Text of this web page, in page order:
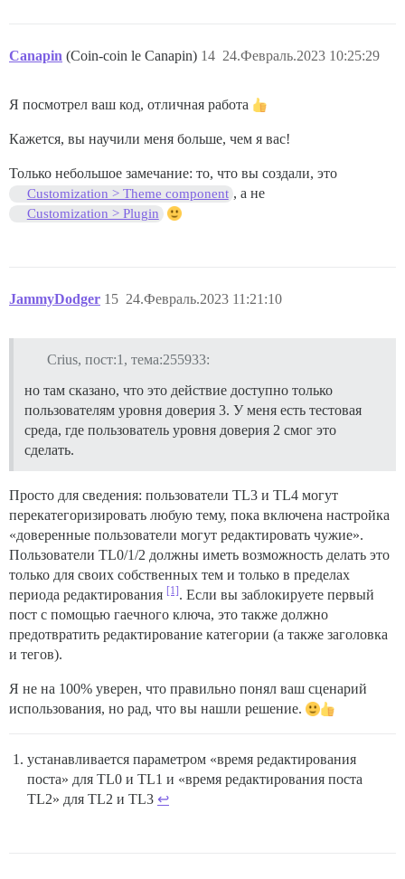
Canapin (Coin-coin le Canapin) 24.Февраль.2023 10:25:29
14
Я посмотрел ваш код, отличная работа
Кажется, вы научили меня больше, чем я вас!
Только небольшое замечание: то, что вы создали, это
Customization > Theme component , а не
Customization > Plugin
JammyDodger 24.Февраль.2023 11:21:10
15
Crius, пост:1, тема:255933:
но там сказано, что это действие доступно только
пользователям уровня доверия 3. У меня есть тестовая
среда, где пользователь уровня доверия 2 смог это
сделать.
Просто для сведения: пользователи TL3 и TL4 могут
перекатегоризировать любую тему, пока включена настройка
«доверенные пользователи могут редактировать чужие».
Пользователи TL0/1/2 должны иметь возможность делать это
только для своих собственных тем и только в пределах
периода редактирования [1] . Если вы заблокируете первый
пост с помощью гаечного ключа, это также должно
предотвратить редактирование категории (а также заголовка
и тегов).
Я не на 100% уверен, что правильно понял ваш сценарий
использования, но рад, что вы нашли решение.
устанавливается параметром «время редактирования
поста» для TL0 и TL1 и «время редактирования поста
TL2» для TL2 и TL3 ↩︎